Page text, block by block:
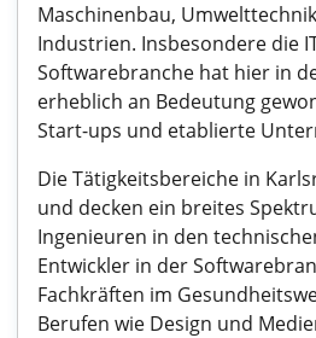
Maschinenbau,
Industrien. Insbesondere die
Softwarebranche hat hier in
erheblich an Bedeutung
Start-ups und etablierte
Die Tätigkeitsbereiche in
und decken ein breites
Ingenieuren in den
Entwickler in der
Fachkräften im
Berufen wie Design und